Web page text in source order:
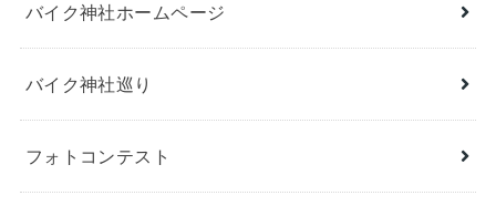
バイク神社ホームページ
バイク神社巡り
フォトコンテスト